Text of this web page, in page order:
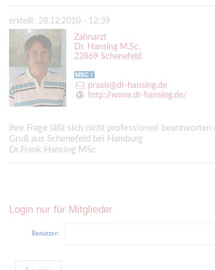
erstellt: 28.12.2010 - 12:39
Zahnarzt
Dr. Hansing M.Sc.
22869 Schenefeld
praxis@dr-hansing.de
http://www.dr-hansing.de/
Ihre Frage läßt sich nicht professionell
Gruß aus Schenefeld bei Hamburg
Dr.Frank Hansing MSc
Login nur für Mitglieder
Benutzer: